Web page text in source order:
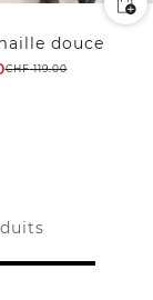
douce
CHF119.00